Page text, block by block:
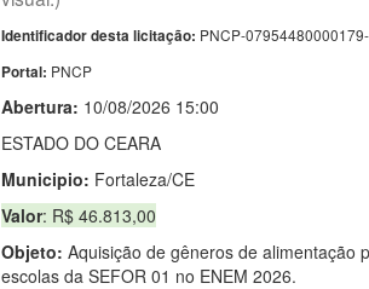
Identificador desta licitação: PNCP-
Portal: PNCP
Abertura: 10/08/2026 15:00
ESTADO DO CEARA
Municipio: Fortaleza/CE
Valor: R$ 46.813,00
Objeto: Aquisição de gêneros de alimentação
escolas da SEFOR 01 no ENEM 2026.